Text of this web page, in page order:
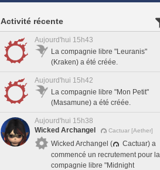
Activité récente
Aujourd'hui 15h43
La compagnie libre "Leuranis"
(Kraken) a été créée.
Aujourd'hui 15h42
La compagnie libre "Mon Petit"
(Masamune) a été créée.
Aujourd'hui 15h38
Wicked Archangel
Cactuar [Aether]
Wicked Archangel (
Cactuar) a
commencé un recrutement pour la
compagnie libre "Midnight